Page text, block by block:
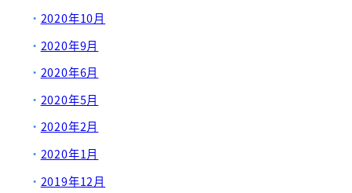
2020年10月
2020年9月
2020年6月
2020年5月
2020年2月
2020年1月
2019年12月